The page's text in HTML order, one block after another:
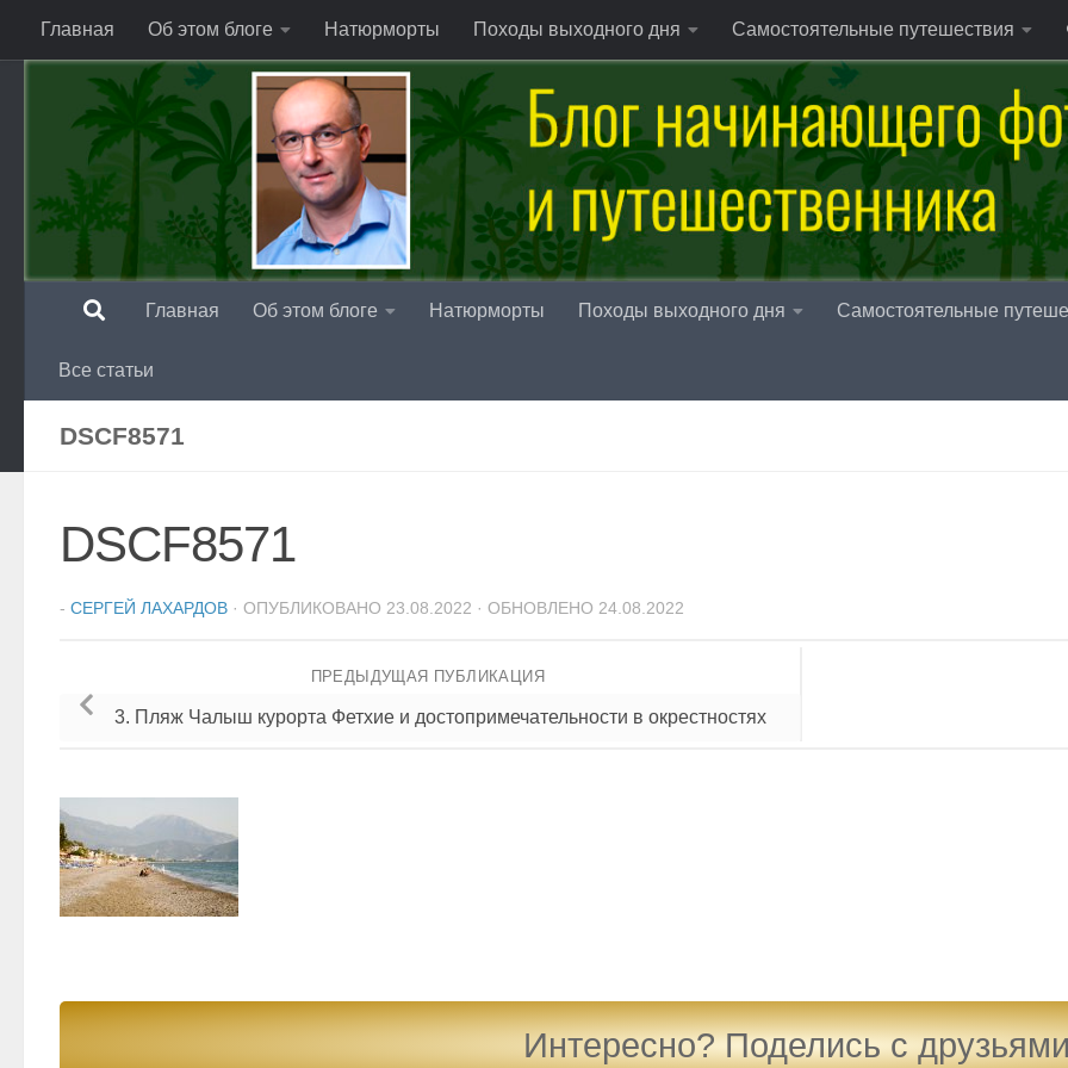
Перейти к содержимому
Главная Об этом блоге Натюрморты Походы выходного дня Самостоятельные путешествия
Главная Об этом блоге Натюрморты Походы выходного дня Самостоятельные
Все статьи
DSCF8571
DSCF8571
- СЕРГЕЙ ЛАХАРДОВ · ОПУБЛИКОВАНО 23.08.2022 · ОБНОВЛЕНО 24.08.2022
ПРЕДЫДУЩАЯ ПУБЛИКАЦИЯ
3. Пляж Чалыш курорта Фетхие и достопримечательности в окрестностях
Интересно? Поделись с